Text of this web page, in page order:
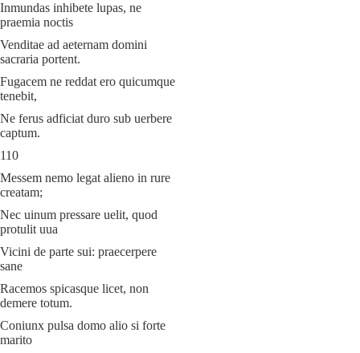
Inmundas inhibete lupas, ne
praemia noctis
Venditae ad aeternam domini
sacraria portent.
Fugacem ne reddat ero quicumque
tenebit,
Ne ferus adficiat duro sub uerbere
captum.
110
Messem nemo legat alieno in rure
creatam;
Nec uinum pressare uelit, quod
protulit uua
Vicini de parte sui: praecerpere
sane
Racemos spicasque licet, non
demere totum.
Coniunx pulsa domo alio si forte
marito